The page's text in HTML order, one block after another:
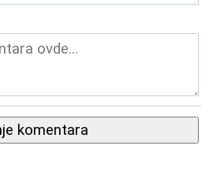
komentara